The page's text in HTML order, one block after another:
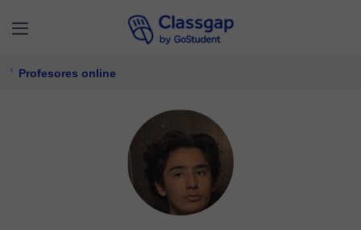
Profesores online